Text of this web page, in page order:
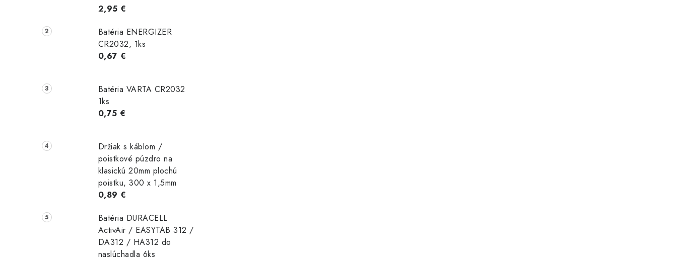
2,95 €
Batéria ENERGIZER
CR2032, 1ks
0,67 €
Batéria VARTA CR2032
1ks
0,75 €
Držiak s káblom /
poistkové púzdro na
klasickú 20mm plochú
poistku, 300 x 1,5mm
0,89 €
Batéria DURACELL
ActivAir / EASYTAB 312 /
DA312 / HA312 do
naslúchadla 6ks